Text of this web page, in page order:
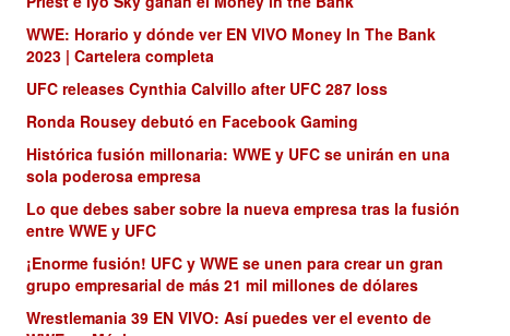
WWE: Horario y dónde ver EN VIVO Money In The Bank
2023 | Cartelera completa
UFC releases Cynthia Calvillo after UFC 287 loss
Ronda Rousey debutó en Facebook Gaming
Histórica fusión millonaria: WWE y UFC se unirán en una
sola poderosa empresa
Lo que debes saber sobre la nueva empresa tras la fusión
entre WWE y UFC
¡Enorme fusión! UFC y WWE se unen para crear un gran
grupo empresarial de más 21 mil millones de dólares
Wrestlemania 39 EN VIVO: Así puedes ver el evento de